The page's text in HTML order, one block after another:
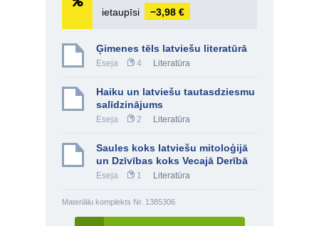
ietaupīsi
−3,98 €
Ģimenes tēls latviešu literatūrā
Eseja 4 Literatūra
Haiku un latviešu tautasdziesmu
salīdzinājums
Eseja 2 Literatūra
Saules koks latviešu mitoloģijā
un Dzīvības koks Vecajā Derībā
Eseja 1 Literatūra
Materiālu komplekts Nr. 1385306